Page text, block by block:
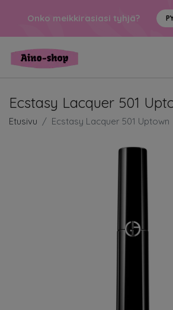
Onko meikkirasiasi tyhjä?
Ecstasy Lacquer 501
Etusivu Ecstasy Lacquer 501 Uptown